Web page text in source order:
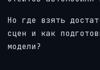
Но где взять
сцен и как
модели?